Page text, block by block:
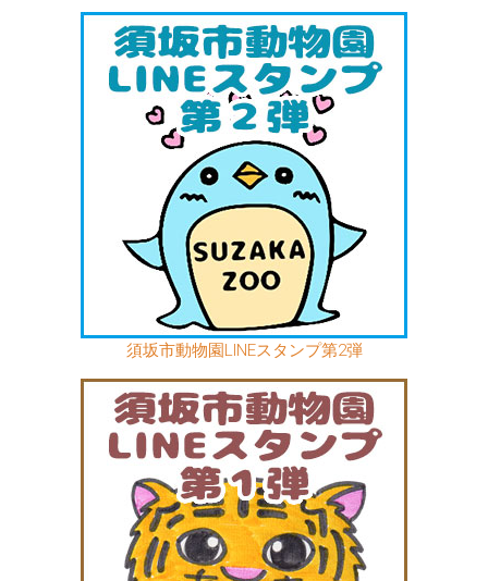
須坂市動物園LINEスタンプ第2弾